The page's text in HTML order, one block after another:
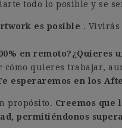
todo lo posible y se
es posible . Vivirás
en remoto?¿Quieres
cómo quieres trabajar,
esperaremos en los
propósito. Creemos que
permitiéndonos